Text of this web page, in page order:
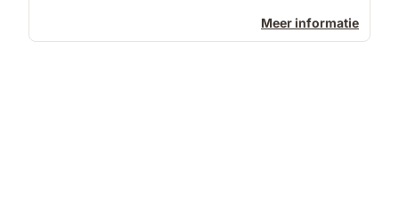
Meer informatie